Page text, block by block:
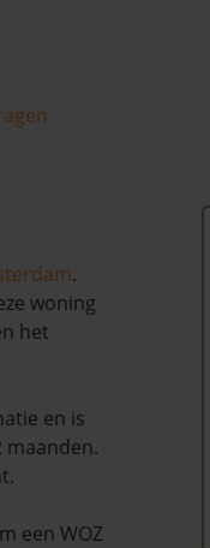
.
woning
het
en is
maanden.
een WOZ